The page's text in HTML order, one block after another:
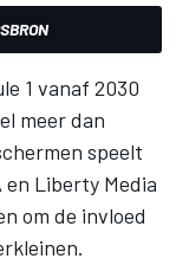
1 vanaf 2030
meer dan
speelt
Liberty Media
om de invloed